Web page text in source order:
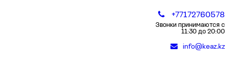
+77172760578
Звонки принимаются с
11:30 до 20:00
info@keaz.kz